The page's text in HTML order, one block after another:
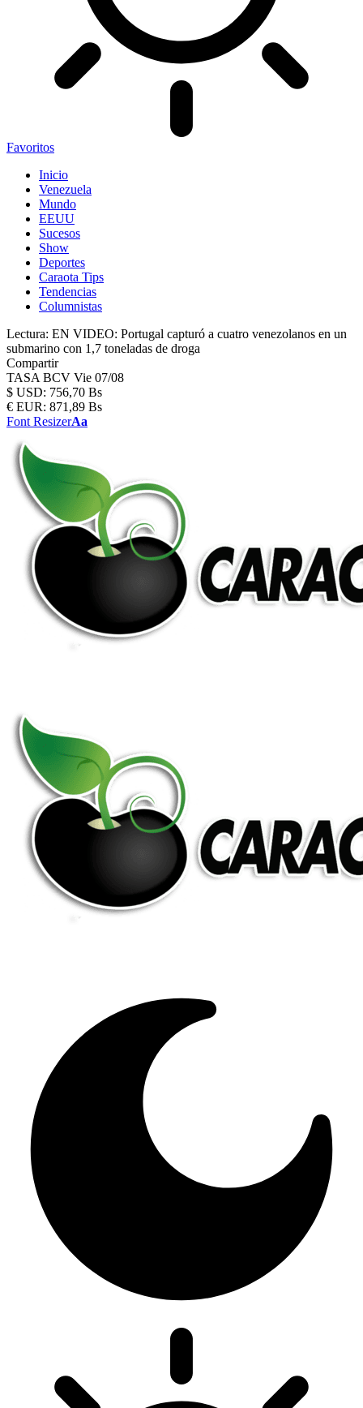
Favoritos
Inicio
Venezuela
Mundo
EEUU
Sucesos
Show
Deportes
Caraota Tips
Tendencias
Columnistas
Lectura: EN VIDEO: Portugal capturó a cuatro venezolanos en un
submarino con 1,7 toneladas de droga
Compartir
TASA BCV Vie 07/08
$ USD: 756,70 Bs
€ EUR: 871,89 Bs
Font ResizerAa